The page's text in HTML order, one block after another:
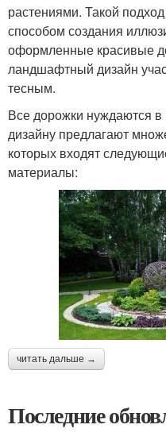
растениями. Такой
способом создания
оформленные красивые
ландшафтный дизайн
тесным.
Все дорожки нуждаются
дизайну предлагают
которых входят
материалы:
читать дальше →
Последние